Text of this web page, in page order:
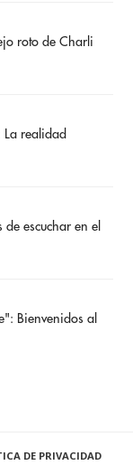
roto de Charli
La realidad
de escuchar en el
Bienvenidos al
DE PRIVACIDAD